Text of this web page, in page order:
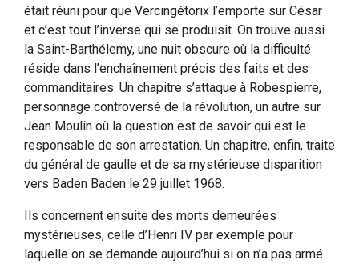
était réuni pour que Vercingétorix l’emporte sur César
et c’est tout l’inverse qui se produisit. On trouve aussi
la Saint-Barthélemy, une nuit obscure où la difficulté
réside dans l’enchaînement précis des faits et des
commanditaires. Un chapitre s’attaque à Robespierre,
personnage controversé de la révolution, un autre sur
Jean Moulin où la question est de savoir qui est le
responsable de son arrestation. Un chapitre, enfin, traite
du général de gaulle et de sa mystérieuse disparition
vers Baden Baden le 29 juillet 1968.
Ils concernent ensuite des morts demeurées
mystérieuses, celle d’Henri IV par exemple pour
laquelle on se demande aujourd’hui si on n’a pas armé